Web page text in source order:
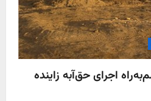
اجرای حق‌آبه زاینده